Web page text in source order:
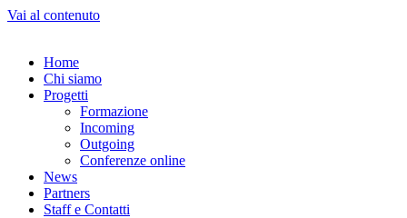
Vai al contenuto
Home
Chi siamo
Progetti
Formazione
Incoming
Outgoing
Conferenze online
News
Partners
Staff e Contatti